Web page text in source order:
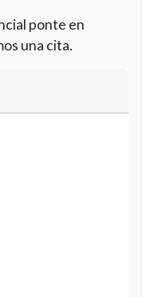
ponte en
una cita.